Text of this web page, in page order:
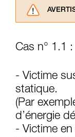
pouvoir
avec
la
de la
Cas n° 1.1 :
- Victime
statique.
(Par
d’énergie
- Victime